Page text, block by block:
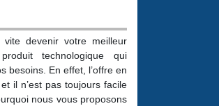
devenir votre meilleur
technologique qui
besoins. En effet, l’offre en
il n’est pas toujours facile
nous vous proposons